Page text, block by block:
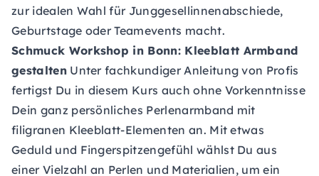
zur idealen Wahl für Junggesellinnenabschiede,
Geburtstage oder Teamevents macht.
Schmuck Workshop in Bonn: Kleeblatt Armband
gestaltenUnter fachkundiger Anleitung von Profis
fertigst Du in diesem Kurs auch ohne Vorkenntnisse
Dein ganz persönliches Perlenarmband mit
filigranen Kleeblatt-Elementen an. Mit etwas
Geduld und Fingerspitzengefühl wählst Du aus
einer Vielzahl an Perlen und Materialien, um ein